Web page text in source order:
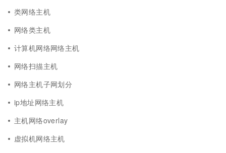
类网络主机
网络类主机
计算机网络网络主机
网络扫描主机
网络主机子网划分
ip地址网络主机
主机网络overlay
虚拟机网络主机